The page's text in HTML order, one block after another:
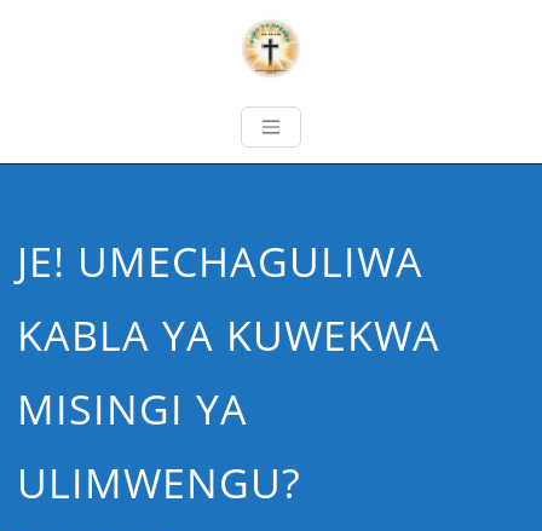
JE! UMECHAGULIWA
KABLA YA KUWEKWA
MISINGI YA
ULIMWENGU?